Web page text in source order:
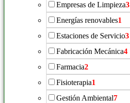
Empresas de Limpieza3
Energías renovables1
Estaciones de Servicio3
Fabricación Mecánica4
Farmacia2
Fisioterapia1
Gestión Ambiental7